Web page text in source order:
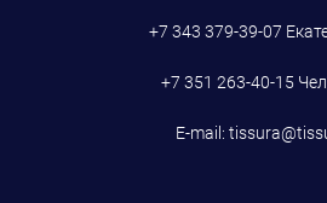
+7 343 379-39-07
+7 351 263-40-15
E-mail: